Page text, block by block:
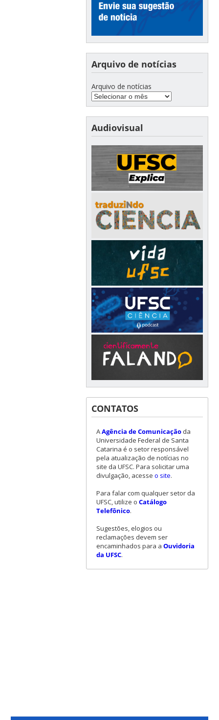
Arquivo de notícias
Arquivo de notícias
Audiovisual
CONTATOS
AAgência de Comunicaçãoda
Universidade Federal de Santa
Catarina é o setor responsável
pela atualização de notícias no
site da UFSC. Para solicitar uma
divulgação, acesse o site.
Para falar com qualquer setor da
UFSC, utilize o Catálogo
Telefônico.
Sugestões, elogios ou
reclamações devem ser
encaminhados para a Ouvidoria
da UFSC.